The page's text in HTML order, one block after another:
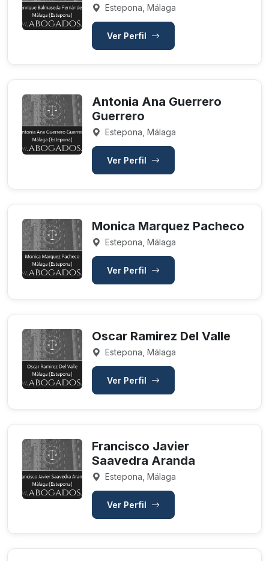
Estepona, Málaga
Ver Perfil
Antonia Ana Guerrero
Guerrero
Estepona, Málaga
Ver Perfil
Monica Marquez Pacheco
Estepona, Málaga
Ver Perfil
Oscar Ramirez Del Valle
Estepona, Málaga
Ver Perfil
Francisco Javier
Saavedra Aranda
Estepona, Málaga
Ver Perfil